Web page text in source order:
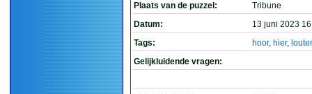
Plaats van de puzzel:
Tribune
Datum:
13 juni 2023
Tags:
hoor, hier, louter
Gelijkluidende vragen: